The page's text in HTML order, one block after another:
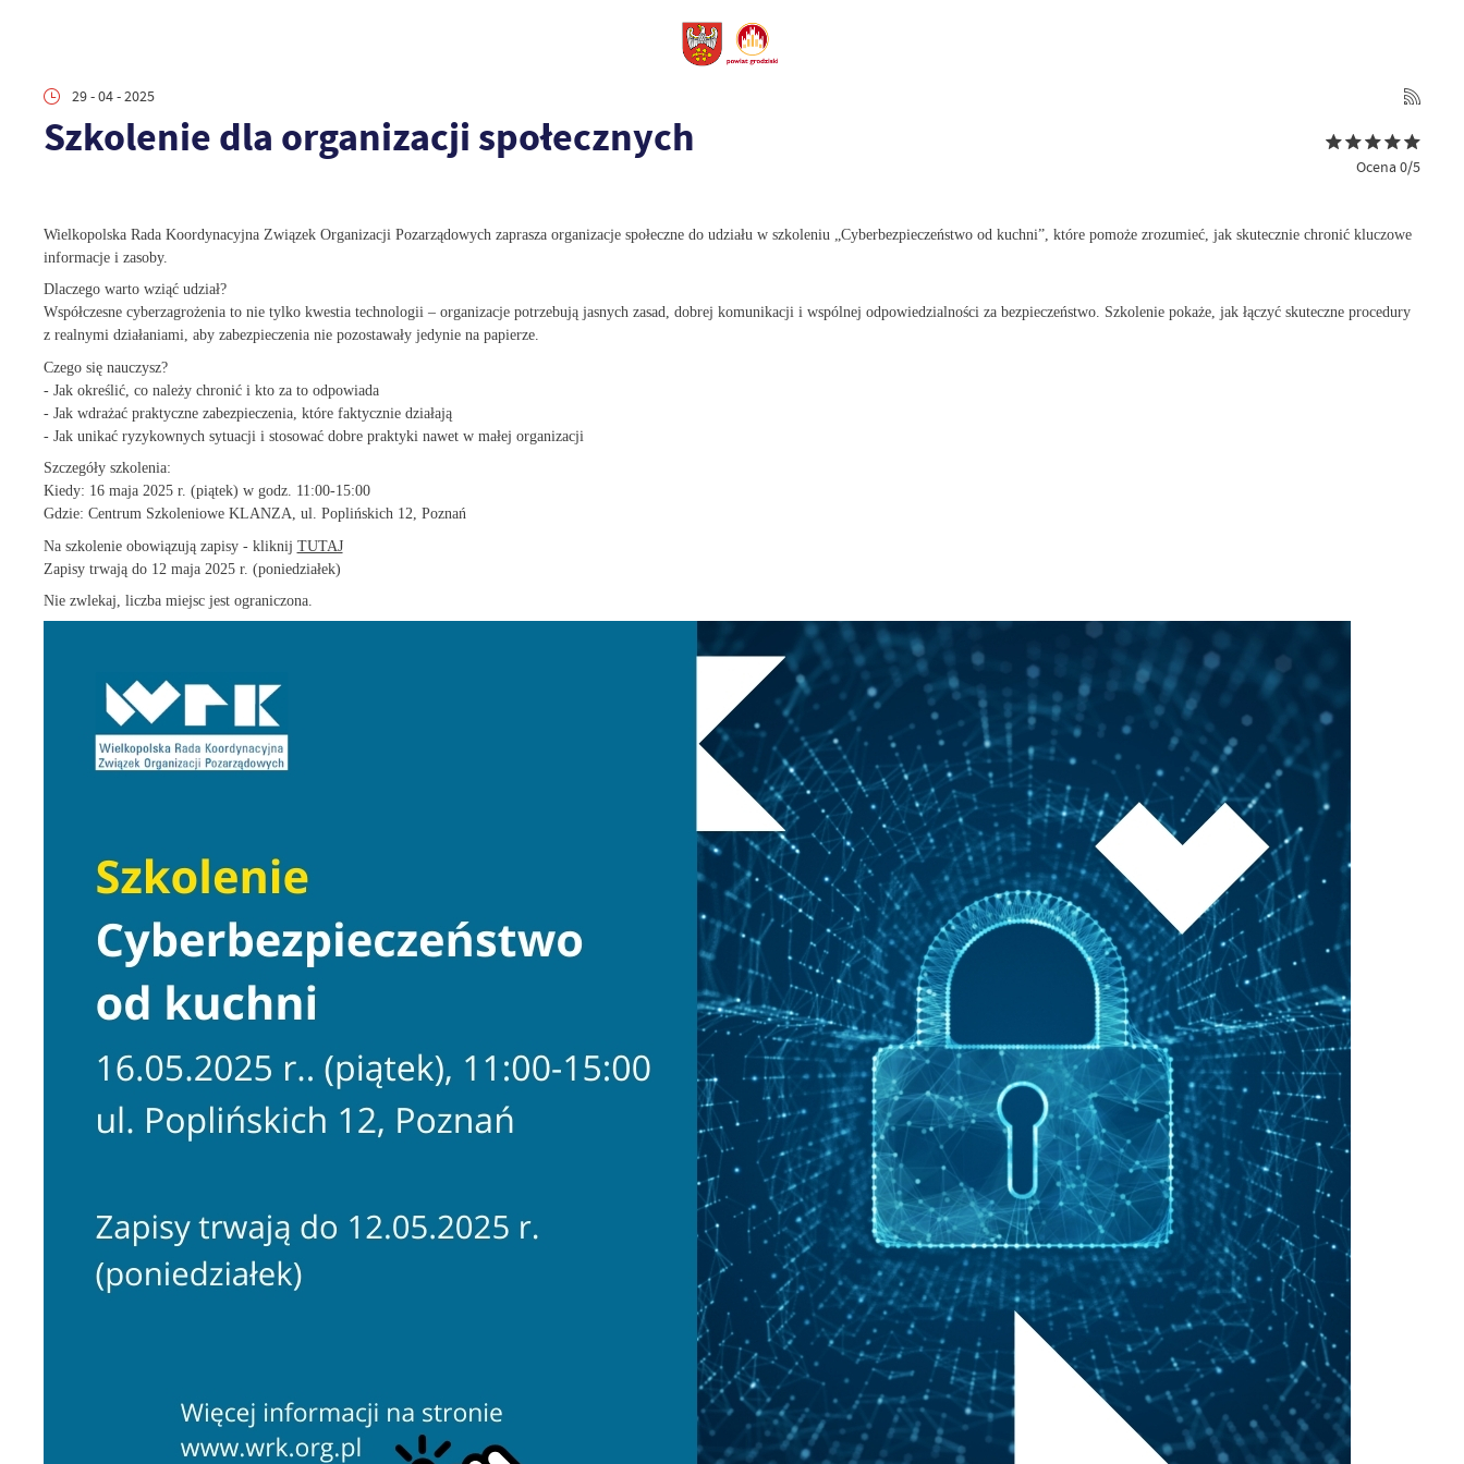
29 - 04 - 2025
Szkolenie dla organizacji społecznych
Ocena 0/5
Wielkopolska Rada Koordynacyjna Związek Organizacji Pozarządowych zaprasza organizacje społeczne do udziału w szkoleniu „Cyberbezpieczeństwo od kuchni”, które pomoże zrozumieć, jak skutecznie chronić kluczowe
informacje i zasoby.
Dlaczego warto wziąć udział?
Współczesne cyberzagrożenia to nie tylko kwestia technologii – organizacje potrzebują jasnych zasad, dobrej komunikacji i wspólnej odpowiedzialności za bezpieczeństwo. Szkolenie pokaże, jak łączyć skuteczne procedury
z realnymi działaniami, aby zabezpieczenia nie pozostawały jedynie na papierze.
Czego się nauczysz?
- Jak określić, co należy chronić i kto za to odpowiada
- Jak wdrażać praktyczne zabezpieczenia, które faktycznie działają
- Jak unikać ryzykownych sytuacji i stosować dobre praktyki nawet w małej organizacji
Szczegóły szkolenia:
Kiedy: 16 maja 2025 r. (piątek) w godz. 11:00-15:00
Gdzie: Centrum Szkoleniowe KLANZA, ul. Poplińskich 12, Poznań
Na szkolenie obowiązują zapisy - kliknij TUTAJ
Zapisy trwają do 12 maja 2025 r. (poniedziałek)
Nie zwlekaj, liczba miejsc jest ograniczona.